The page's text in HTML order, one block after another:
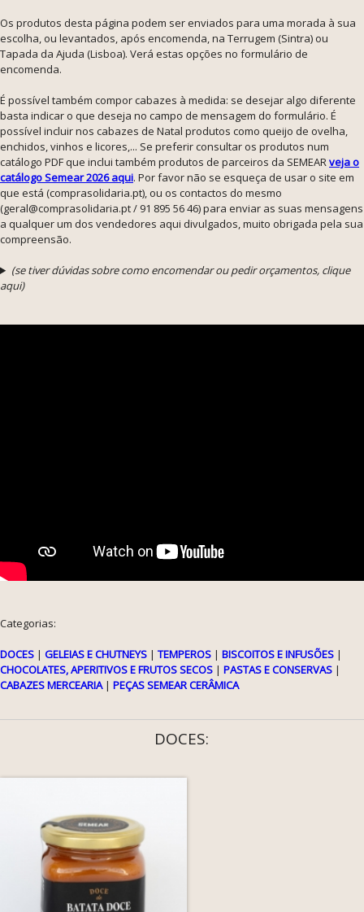
Os produtos desta página podem ser enviados para uma morada à sua
escolha, ou levantados, após encomenda, na Terrugem (Sintra) ou
Tapada da Ajuda (Lisboa). Verá estas opções no formulário de
encomenda.
É possível também compor cabazes à medida: se desejar algo diferente
basta indicar o que deseja no campo de mensagem do formulário. É
possível incluir nos cabazes de Natal produtos como queijo de ovelha,
enchidos, vinhos e licores,... Se preferir consultar os produtos num
catálogo PDF que inclui também produtos de parceiros da SEMEARveja o
catálogo Semear 2026 aqui. Por favor não se esqueça de usar o site em
que está (comprasolidaria.pt), ou os contactos do mesmo
(geral@comprasolidaria.pt / 91 895 56 46) para enviar as suas mensagens
a qualquer um dos vendedores aqui divulgados, muito obrigada pela sua
compreensão.
(se tiver dúvidas sobre como encomendar ou pedir orçamentos, clique
aqui)
Categorias:
DOCES | GELEIAS E CHUTNEYS | TEMPEROS | BISCOITOS E INFUSÕES |
CHOCOLATES, APERITIVOS E FRUTOS SECOS | PASTAS E CONSERVAS |
CABAZES MERCEARIA| PEÇAS SEMEAR CERÂMICA
DOCES: